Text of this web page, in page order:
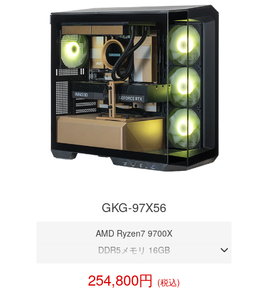
GKG-97X56
AMD Ryzen7 9700X
DDR5メモリ 16GB
NVMeSSD 1TB
254,800円 (税込)